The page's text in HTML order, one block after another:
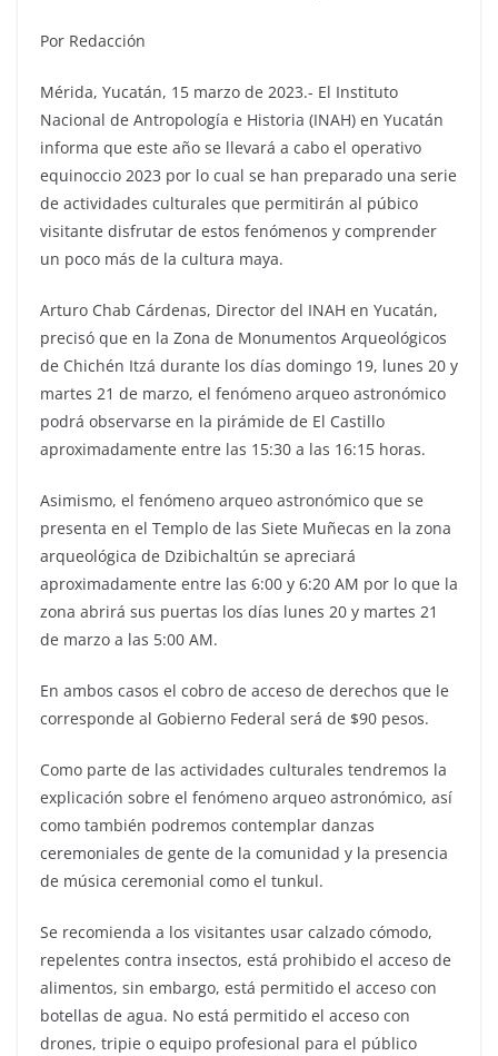
Por Redacción
Mérida, Yucatán, 15 marzo de 2023.- El Instituto
Nacional de Antropología e Historia (INAH) en Yucatán
informa que este año se llevará a cabo el operativo
equinoccio 2023 por lo cual se han preparado una serie
de actividades culturales que permitirán al púbico
visitante disfrutar de estos fenómenos y comprender
un poco más de la cultura maya.
Arturo Chab Cárdenas, Director del INAH en Yucatán,
precisó que en la Zona de Monumentos Arqueológicos
de Chichén Itzá durante los días domingo 19, lunes 20 y
martes 21 de marzo, el fenómeno arqueo astronómico
podrá observarse en la pirámide de El Castillo
aproximadamente entre las 15:30 a las 16:15 horas.
Asimismo, el fenómeno arqueo astronómico que se
presenta en el Templo de las Siete Muñecas en la zona
arqueológica de Dzibichaltún se apreciará
aproximadamente entre las 6:00 y 6:20 AM por lo que la
zona abrirá sus puertas los días lunes 20 y martes 21
de marzo a las 5:00 AM.
En ambos casos el cobro de acceso de derechos que le
corresponde al Gobierno Federal será de $90 pesos.
Como parte de las actividades culturales tendremos la
explicación sobre el fenómeno arqueo astronómico, así
como también podremos contemplar danzas
ceremoniales de gente de la comunidad y la presencia
de música ceremonial como el tunkul.
Se recomienda a los visitantes usar calzado cómodo,
repelentes contra insectos, está prohibido el acceso de
alimentos, sin embargo, está permitido el acceso con
botellas de agua. No está permitido el acceso con
drones, tripie o equipo profesional para el público